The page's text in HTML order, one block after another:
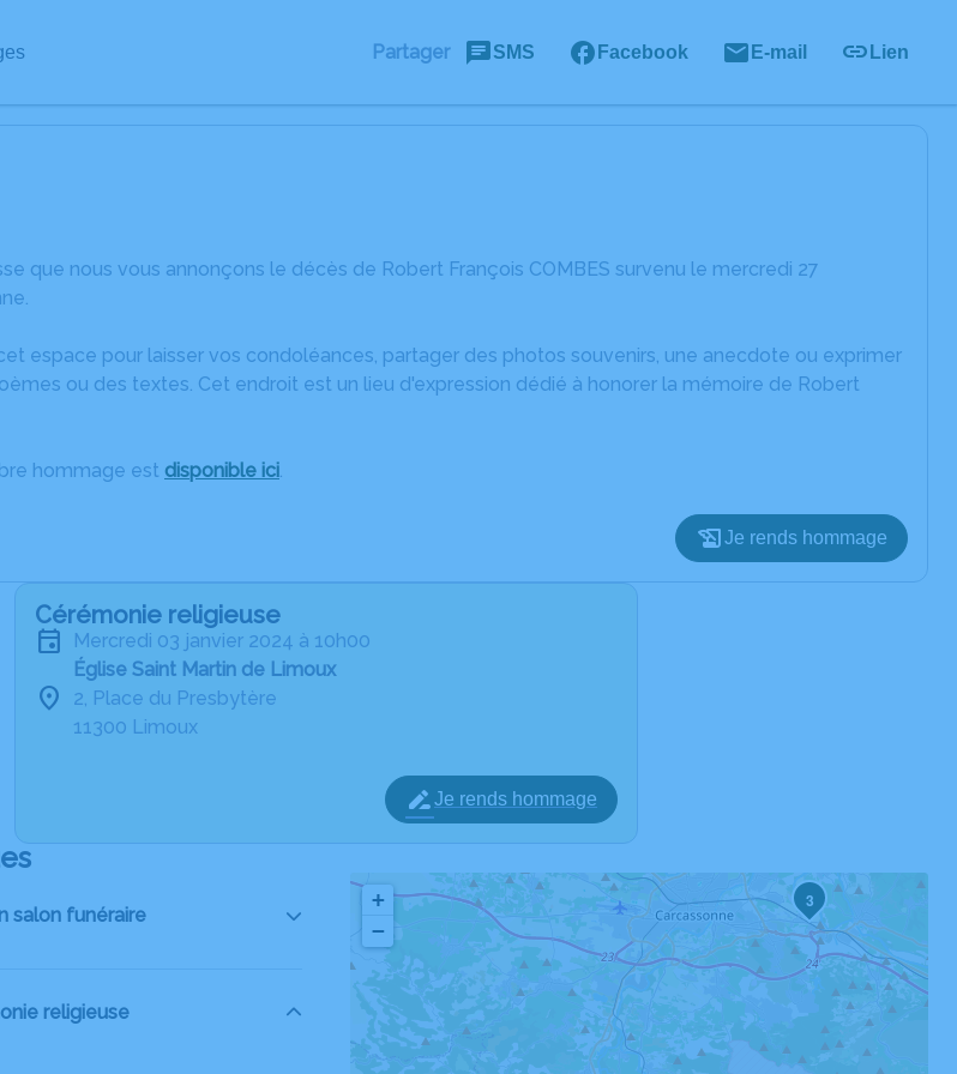
Partager SMS Facebook E-mail Lien
que nous vous annonçons le décès de Robert François COMBES survenu le mercredi 27
espace pour laisser vos condoléances, partager des photos souvenirs, une anecdote ou exprimer
ou des textes. Cet endroit est un lieu d'expression dédié à honorer la mémoire de Robert
hommage est disponible ici.
Je rends hommage
Cérémonie religieuse
mercredi 03 janvier 2024 à 10h00
Église Saint Martin de Limoux
2, Place du Presbytère
11300 Limoux
Je rends hommage
salon funéraire
religieuse
3
+
−